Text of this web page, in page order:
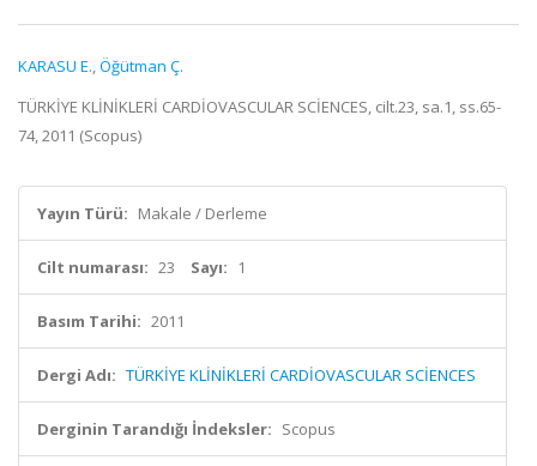
KARASU E.,Öğütman Ç.
TÜRKİYE KLİNİKLERİ CARDİOVASCULAR SCİENCES, cilt.23, sa.1, ss.65-
74, 2011 (Scopus)
Yayın Türü: Makale / Derleme
Cilt numarası: 23 Sayı: 1
Basım Tarihi: 2011
Dergi Adı: TÜRKİYE KLİNİKLERİ CARDİOVASCULAR SCİENCES
Derginin Tarandığı İndeksler: Scopus